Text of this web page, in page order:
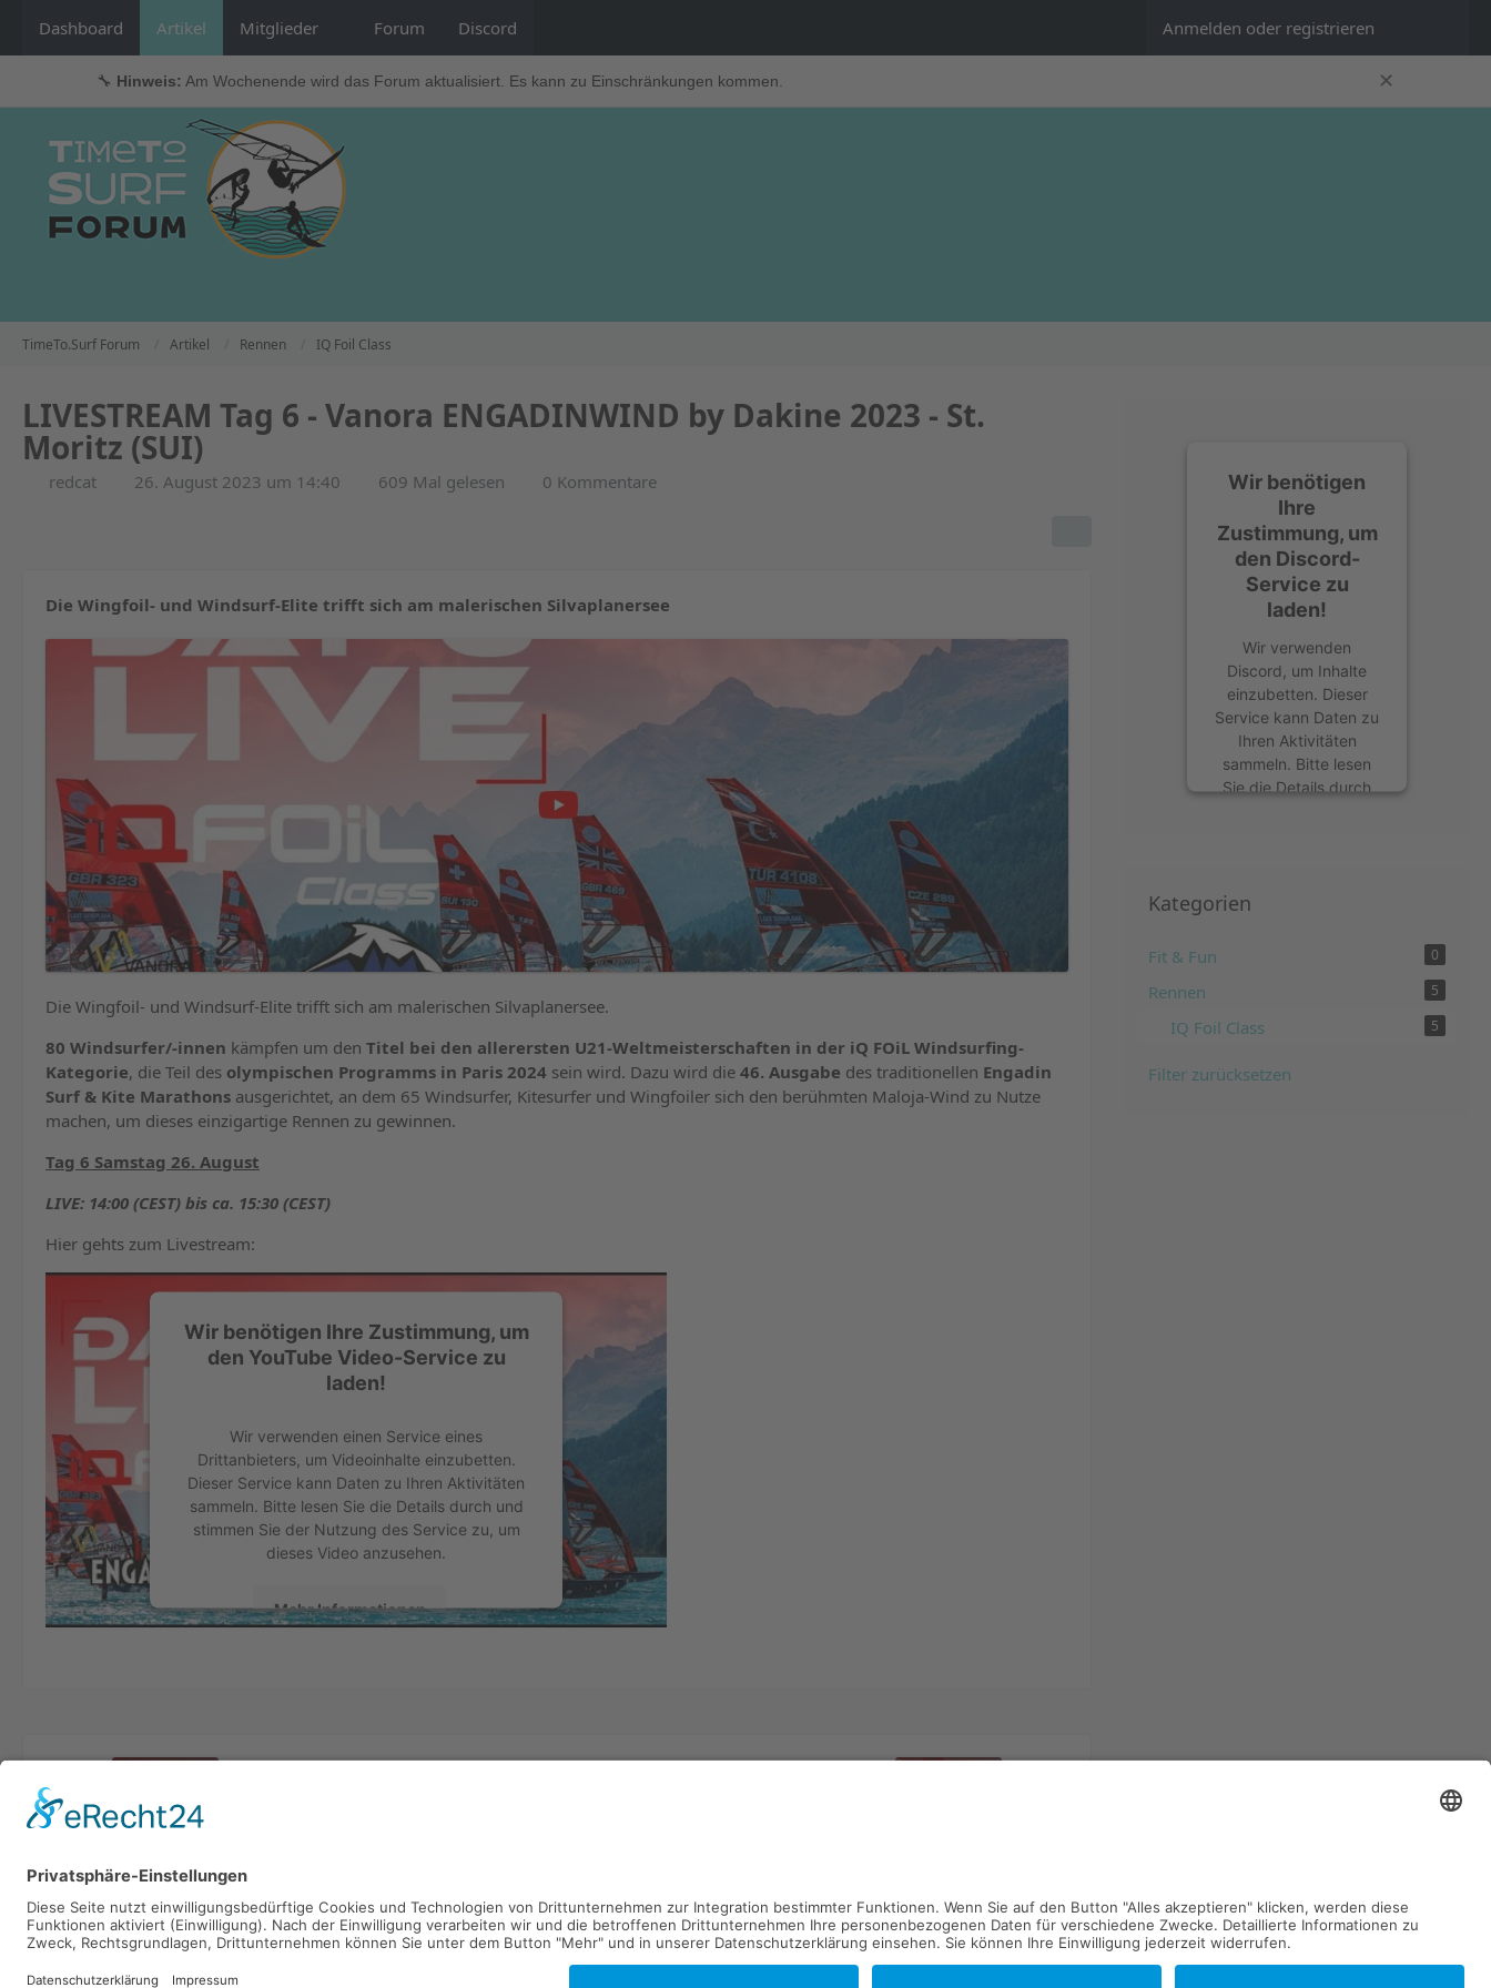
🔧 Hinweis: Am Wochenende wird das Forum aktualisiert. Es kann zu Einschränkungen kommen. ✕
Dashboard Artikel Mitglieder Forum Discord Anmelden oder registrieren
TimeTo.Surf Forum Artikel Rennen IQ Foil Class
LIVESTREAM Tag 6 - Vanora ENGADINWIND by Dakine 2023 - St.
Moritz (SUI)
redcat 26. August 2023 um 14:40 609 Mal gelesen 0 Kommentare
Die Wingfoil- und Windsurf-Elite trifft sich am malerischen Silvaplanersee
Die Wingfoil- und Windsurf-Elite trifft sich am malerischen Silvaplanersee.
80 Windsurfer/-innen kämpfen um den Titel bei den allerersten U21-Weltmeisterschaften in der iQ FOiL Windsurfing-
Kategorie, die Teil des olympischen Programms in Paris 2024 sein wird. Dazu wird die 46. Ausgabe des traditionellen Engadin
Surf & Kite Marathons ausgerichtet, an dem 65 Windsurfer, Kitesurfer und Wingfoiler sich den berühmten Maloja-Wind zu Nutze
machen, um dieses einzigartige Rennen zu gewinnen.
Tag 6 Samstag 26. August
LIVE: 14:00 (CEST) bis ca. 15:30 (CEST)
Hier gehts zum Livestream:
Wir benötigen Ihre Zustimmung, um
den YouTube Video-Service zu
laden!
Wir verwenden einen Service eines
Drittanbieters, um Videoinhalte einzubetten.
Dieser Service kann Daten zu Ihren Aktivitäten
sammeln. Bitte lesen Sie die Details durch und
stimmen Sie der Nutzung des Service zu, um
dieses Video anzusehen.
Mehr Informationen
Wir benötigen
Ihre
Zustimmung, um
den Discord-
Service zu
laden!
Wir verwenden
Discord, um Inhalte
einzubetten. Dieser
Service kann Daten zu
Ihren Aktivitäten
sammeln. Bitte lesen
Sie die Details durch
Management Platform
Kategorien
Fit & Fun 0
Rennen 5
IQ Foil Class 5
Filter zurücksetzen
Datenschutzerklärung Impressum